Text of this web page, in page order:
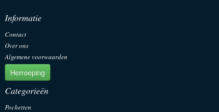
Informatie
Contact
Over ons
Algemene voorwaarden
Herroeping
Categorieën
Pochetten